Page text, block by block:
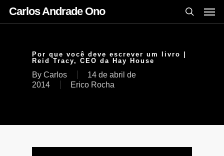
Carlos Andrade Ono
Por que você deve escrever um livro |
Reid Tracy, CEO da Hay House
By Carlos
14 de abril de
2014
Erico Rocha